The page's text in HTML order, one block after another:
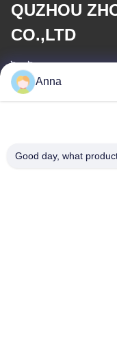
QUZHOU
CO.,LTD
ই-মেইল
Anna
Good day, what